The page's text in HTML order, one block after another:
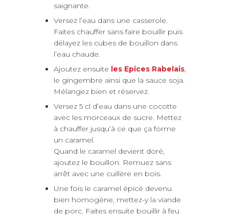
saignante.
Versez l’eau dans une casserole.
Faites chauffer sans faire bouillir puis
délayez les cubes de bouillon dans
l’eau chaude.
Ajoutez ensuite les Epices Rabelais,
le gingembre ainsi que la sauce soja.
Mélangez bien et réservez.
Versez 5 cl d’eau dans une cocotte
avec les morceaux de sucre. Mettez
à chauffer jusqu’à ce que ça forme
un caramel.
Quand le caramel devient doré,
ajoutez le bouillon. Remuez sans
arrêt avec une cuillère en bois.
Une fois le caramel épicé devenu
bien homogène, mettez-y la viande
de porc. Faites ensuite bouillir à feu